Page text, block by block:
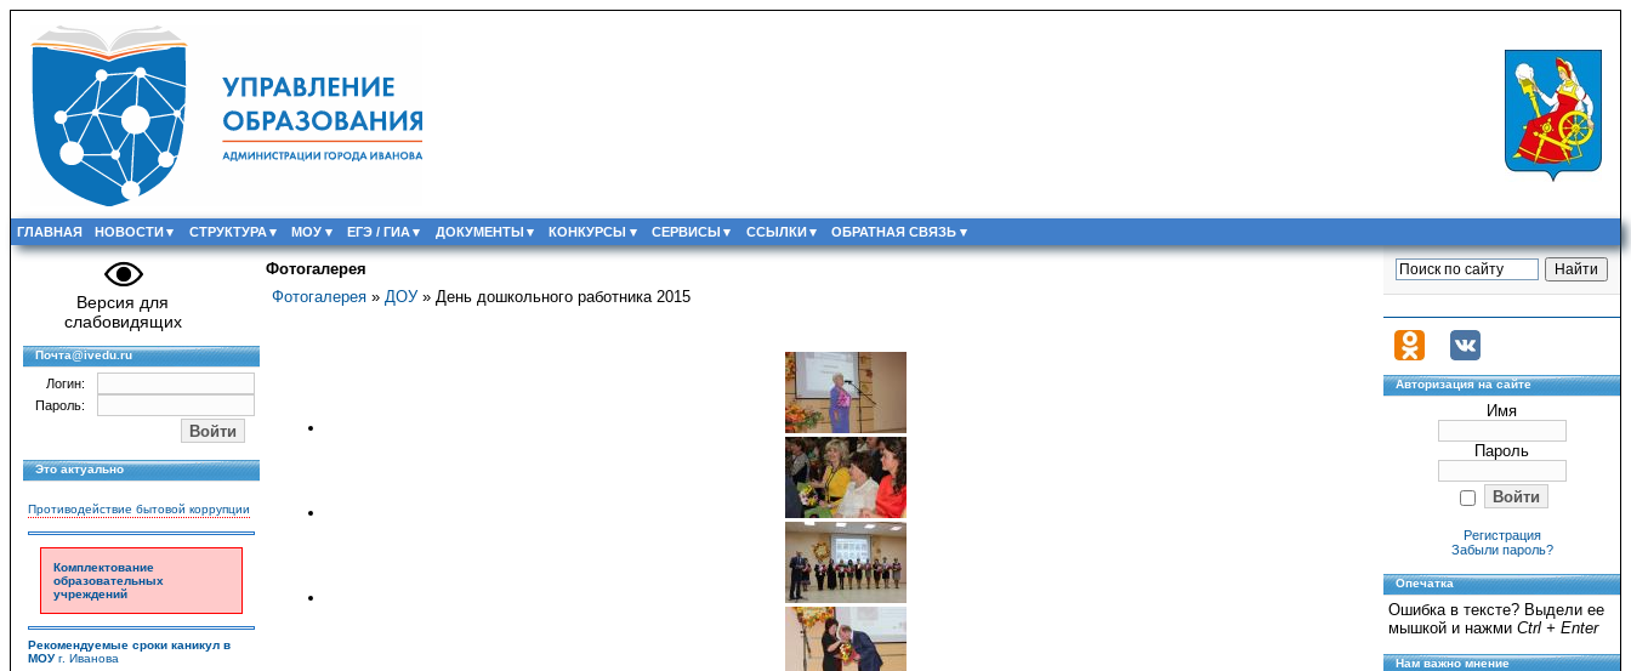
ГЛАВНАЯ НОВОСТИ СТРУКТУРА МОУ ЕГЭ / ГИА ДОКУМЕНТЫ КОНКУРСЫ СЕРВИСЫ ССЫЛКИ ОБРАТНАЯ СВЯЗЬ
Версия для
слабовидящих
Почта@ivedu.ru
Логин:
Пароль:
Это актуально
Противодействие бытовой коррупции
Комплектование
образовательных
учреждений
Рекомендуемые сроки каникул в
МОУг. Иванова
Фотогалерея
Фотогалерея » ДОУ» День дошкольного работника 2015
Авторизация на сайте
Имя
Пароль
Регистрация
Забыли пароль?
Опечатка
Ошибка в тексте? Выдели ее
мышкой и нажми Ctrl + Enter
Нам важно мнение